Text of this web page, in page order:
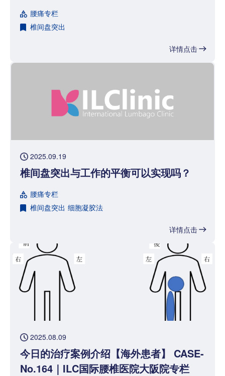
腰痛专栏
椎间盘突出
详情点击
2025.09.19
椎间盘突出与工作的平衡可以实现吗？
腰痛专栏
椎间盘突出 细胞凝胶法
详情点击
2025.08.09
今日的治疗案例介绍【海外患者】 CASE-
No.164｜ILC国际腰椎医院大阪院专栏